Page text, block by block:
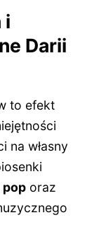
i
Darii
to efekt
na własny
poporaz